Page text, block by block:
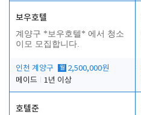
보우호텔
계양구 *보우호텔* 에서 청소
이모 모집합니다.
인천 계양구 월 2,500,000원
메이드
1년 이상
호텔준